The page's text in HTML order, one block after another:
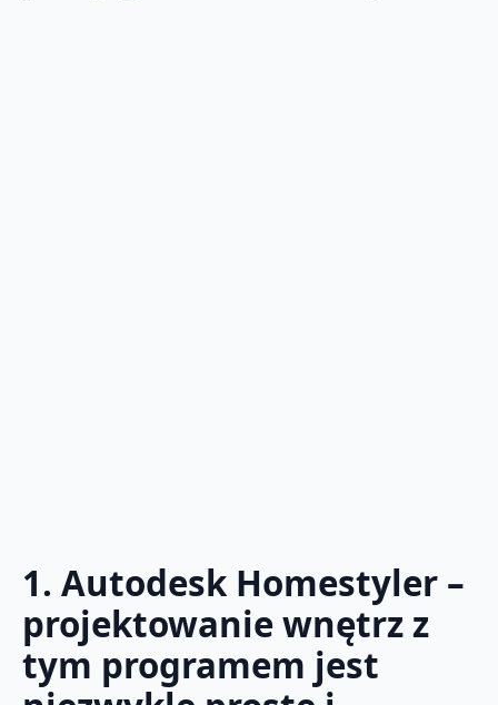
1. Autodesk Homestyler –
projektowanie wnętrz z
tym programem jest